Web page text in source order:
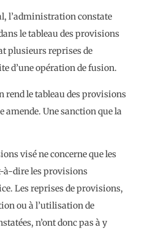
l’administration constate
le tableau des provisions
plusieurs reprises de
d’une opération de fusion.
rend le tableau des provisions
Une sanction que la
visé ne concerne que les
à-dire les provisions
Les reprises de provisions,
ou à l’utilisation de
n’ont donc pas à y